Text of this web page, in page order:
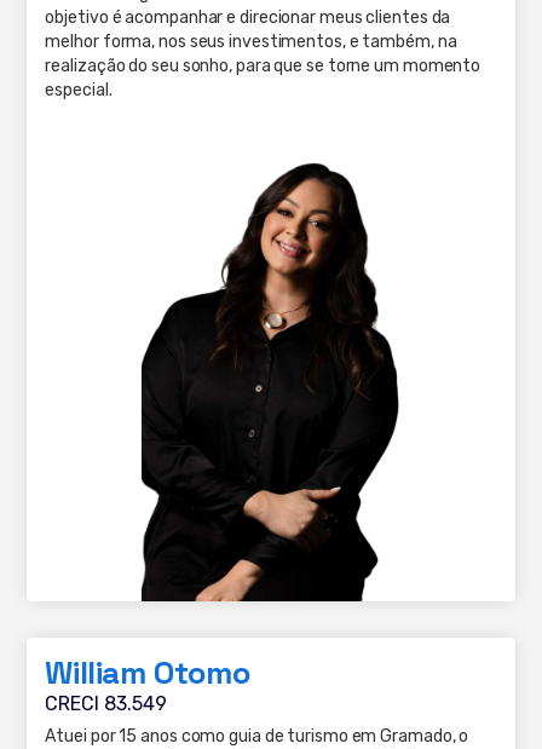
objetivo é acompanhar e direcionar meus clientes da
melhor forma, nos seus investimentos, e também, na
realização do seu sonho, para que se torne um momento
especial.
William Otomo
CRECI 83.549
Atuei por 15 anos como guia de turismo em Gramado, o